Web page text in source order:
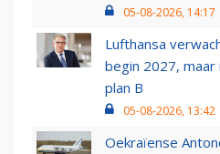
05-08-2026, 14:17
Lufthansa
begin 2027,
plan B
05-08-2026, 13:42
Oekraïense